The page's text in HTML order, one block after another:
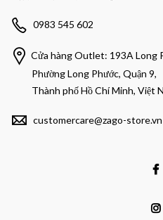
0983 545 602
Cửa hàng Outlet: 193A Long
Phường Long Phước, Quận 9,
Thành phố Hồ Chí Minh, Việt
customercare@zago-store.vn